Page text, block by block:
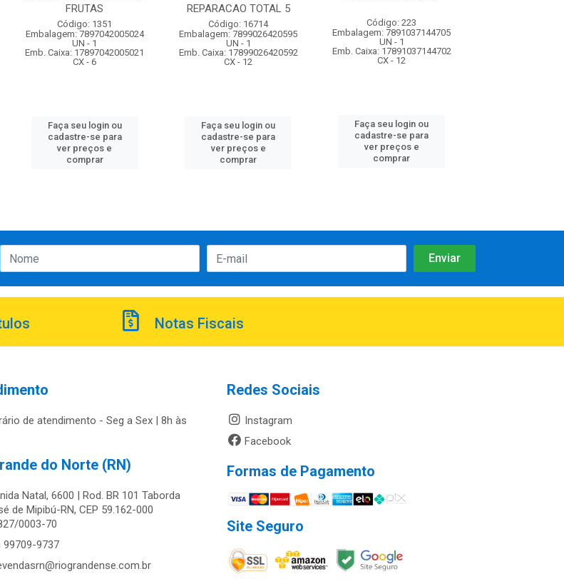
FRUTAS
Código: 1351
Embalagem: 7897042005024
UN - 1
Emb. Caixa: 17897042005021
CX - 6
Faça seu login ou
cadastre-se para
ver preços e
comprar
REPARACAO TOTAL 5
Código: 16714
Embalagem: 7899026420595
UN - 1
Emb. Caixa: 17899026420592
CX - 12
Faça seu login ou
cadastre-se para
ver preços e
comprar
Código: 223
Embalagem: 7891037144705
UN - 1
Emb. Caixa: 17891037144702
CX - 12
Faça seu login ou
cadastre-se para
ver preços e
comprar
Notas Fiscais
de atendimento - Seg a Sex | 8h às
do Norte (RN)
Natal, 6600 | Rod. BR 101 Taborda
de Mipibú-RN, CEP 59.162-000
0003-70
99709-9737
Redes Sociais
Instagram
Facebook
Formas de Pagamento
Site Seguro